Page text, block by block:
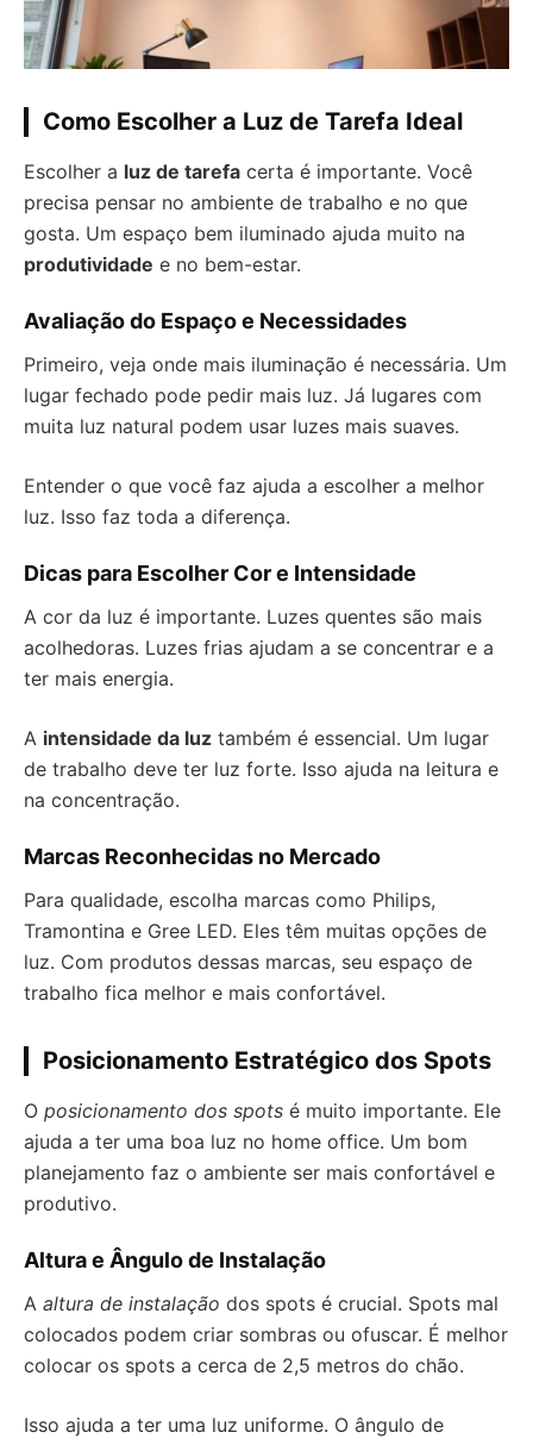
Como Escolher a Luz de Tarefa Ideal
Escolher a luz de tarefa certa é importante. Você
precisa pensar no ambiente de trabalho e no que
gosta. Um espaço bem iluminado ajuda muito na
produtividade e no bem-estar.
Avaliação do Espaço e Necessidades
Primeiro, veja onde mais iluminação é necessária. Um
lugar fechado pode pedir mais luz. Já lugares com
muita luz natural podem usar luzes mais suaves.
Entender o que você faz ajuda a escolher a melhor
luz. Isso faz toda a diferença.
Dicas para Escolher Cor e Intensidade
A cor da luz é importante. Luzes quentes são mais
acolhedoras. Luzes frias ajudam a se concentrar e a
ter mais energia.
A intensidade da luz também é essencial. Um lugar
de trabalho deve ter luz forte. Isso ajuda na leitura e
na concentração.
Marcas Reconhecidas no Mercado
Para qualidade, escolha marcas como Philips,
Tramontina e Gree LED. Eles têm muitas opções de
luz. Com produtos dessas marcas, seu espaço de
trabalho fica melhor e mais confortável.
Posicionamento Estratégico dos Spots
O posicionamento dos spots é muito importante. Ele
ajuda a ter uma boa luz no home office. Um bom
planejamento faz o ambiente ser mais confortável e
produtivo.
Altura e Ângulo de Instalação
A altura de instalação dos spots é crucial. Spots mal
colocados podem criar sombras ou ofuscar. É melhor
colocar os spots a cerca de 2,5 metros do chão.
Isso ajuda a ter uma luz uniforme. O ângulo de